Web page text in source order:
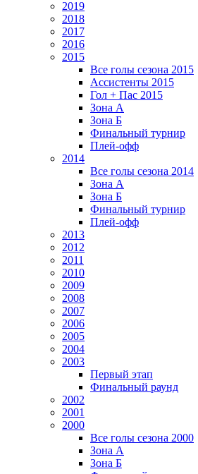
2019
2018
2017
2016
2015
Все голы сезона 2015
Ассистенты 2015
Гол + Пас 2015
Зона А
Зона Б
Финальный турнир
Плей-офф
2014
Все голы сезона 2014
Зона А
Зона Б
Финальный турнир
Плей-офф
2013
2012
2011
2010
2009
2008
2007
2006
2005
2004
2003
Первый этап
Финальный раунд
2002
2001
2000
Все голы сезона 2000
Зона А
Зона Б